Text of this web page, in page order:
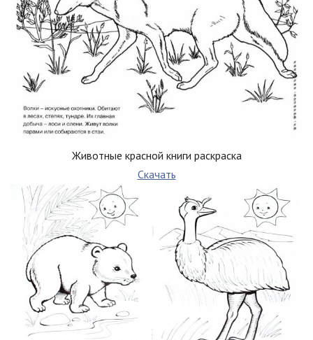
Животные красной книги раскраска
Скачать